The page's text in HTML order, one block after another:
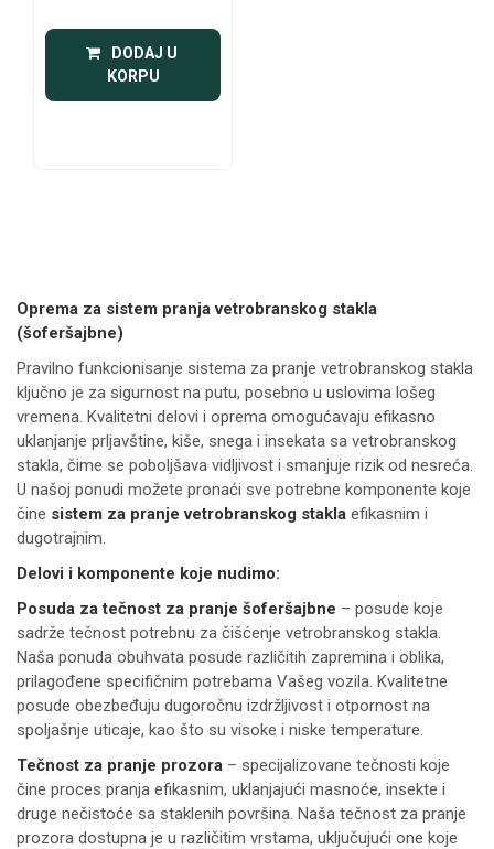
DODAJ U
KORPU
Oprema za sistem pranja vetrobranskog stakla
(šoferšajbne)
Pravilno funkcionisanje sistema za pranje vetrobranskog stakla
ključno je za sigurnost na putu, posebno u uslovima lošeg
vremena. Kvalitetni delovi i oprema omogućavaju efikasno
uklanjanje prljavštine, kiše, snega i insekata sa vetrobranskog
stakla, čime se poboljšava vidljivost i smanjuje rizik od nesreća.
U našoj ponudi možete pronaći sve potrebne komponente koje
čine sistem za pranje vetrobranskog stakla efikasnim i
dugotrajnim.
Delovi i komponente koje nudimo:
Posuda za tečnost za pranje šoferšajbne – posude koje
sadrže tečnost potrebnu za čišćenje vetrobranskog stakla.
Naša ponuda obuhvata posude različitih zapremina i oblika,
prilagođene specifičnim potrebama Vašeg vozila. Kvalitetne
posude obezbeđuju dugoročnu izdržljivost i otpornost na
spoljašnje uticaje, kao što su visoke i niske temperature.
Tečnost za pranje prozora – specijalizovane tečnosti koje
čine proces pranja efikasnim, uklanjajući masnoće, insekte i
druge nečistoće sa staklenih površina. Naša tečnost za pranje
prozora dostupna je u različitim vrstama, uključujući one koje